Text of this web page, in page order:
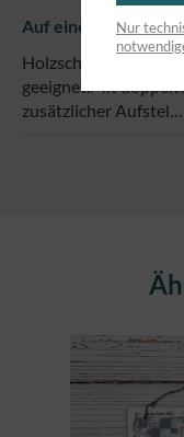
Auf einem Blick
Holzschild im
geeignet.Mit
zusätzlicher Aufstel…
Produktgalerie
Nur